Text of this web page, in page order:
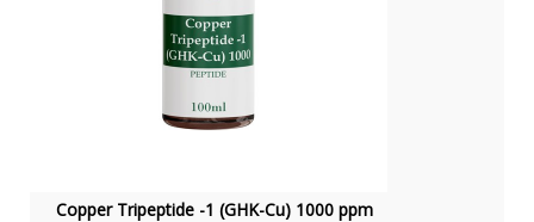
Copper Tripeptide -1 (GHK-Cu) 1000 ppm